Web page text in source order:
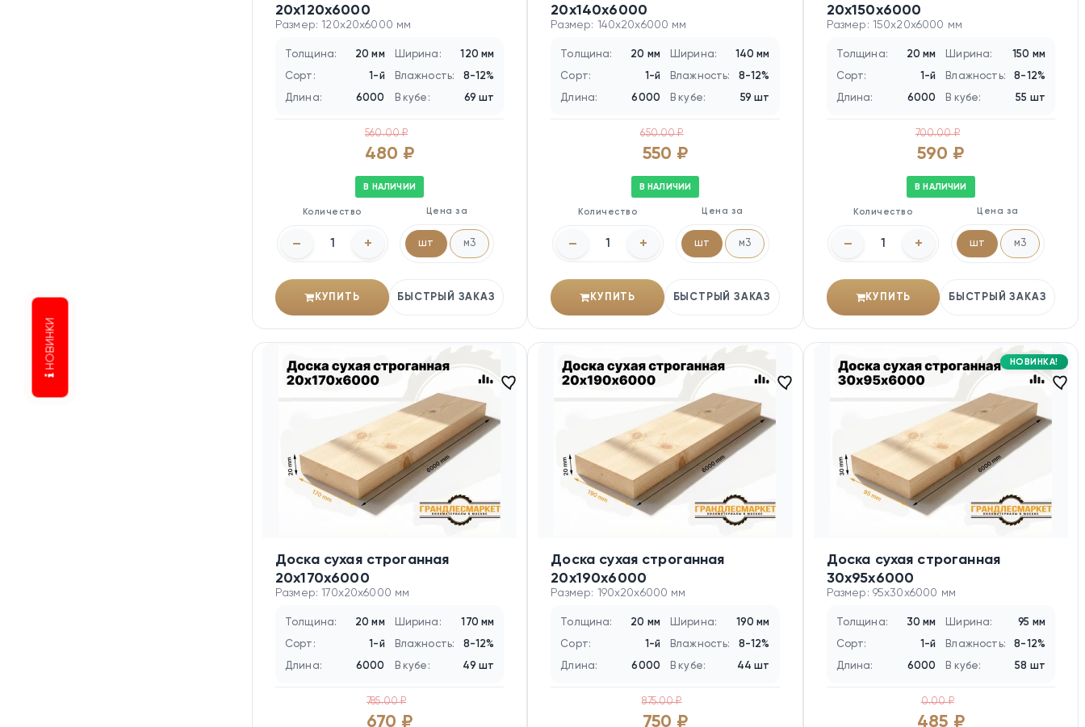
20х120х6000
Размер: 120x20x6000 мм
Толщина: 20 мм Ширина: 120 мм
Сорт: 1-й Влажность: 8-12%
Длина: 6000 В кубе: 69 шт
560.00 ₽
480 ₽
В НАЛИЧИИ
Количество
– +
Цена за
шт м3
КУПИТЬ БЫСТРЫЙ ЗАКАЗ
20х140х6000
Размер: 140x20x6000 мм
Толщина: 20 мм Ширина: 140 мм
Сорт: 1-й Влажность: 8-12%
Длина: 6000 В кубе: 59 шт
650.00 ₽
550 ₽
В НАЛИЧИИ
Количество
– +
Цена за
шт м3
КУПИТЬ БЫСТРЫЙ ЗАКАЗ
20х150х6000
Размер: 150x20x6000 мм
Толщина: 20 мм Ширина: 150 мм
Сорт: 1-й Влажность: 8-12%
Длина: 6000 В кубе: 55 шт
700.00 ₽
590 ₽
В НАЛИЧИИ
Количество
– +
Цена за
шт м3
КУПИТЬ БЫСТРЫЙ ЗАКАЗ
Доска сухая строганная
20х170х6000
Размер: 170x20x6000 мм
Толщина: 20 мм Ширина: 170 мм
Сорт: 1-й Влажность: 8-12%
Длина: 6000 В кубе: 49 шт
785.00 ₽
670 ₽
Доска сухая строганная
20х190х6000
Размер: 190x20x6000 мм
Толщина: 20 мм Ширина: 190 мм
Сорт: 1-й Влажность: 8-12%
Длина: 6000 В кубе: 44 шт
875.00 ₽
750 ₽
НОВИНКА!
Доска сухая строганная
30х95х6000
Размер: 95x30x6000 мм
Толщина: 30 мм Ширина: 95 мм
Сорт: 1-й Влажность: 8-12%
Длина: 6000 В кубе: 58 шт
0.00 ₽
485 ₽
НОВИНКИ